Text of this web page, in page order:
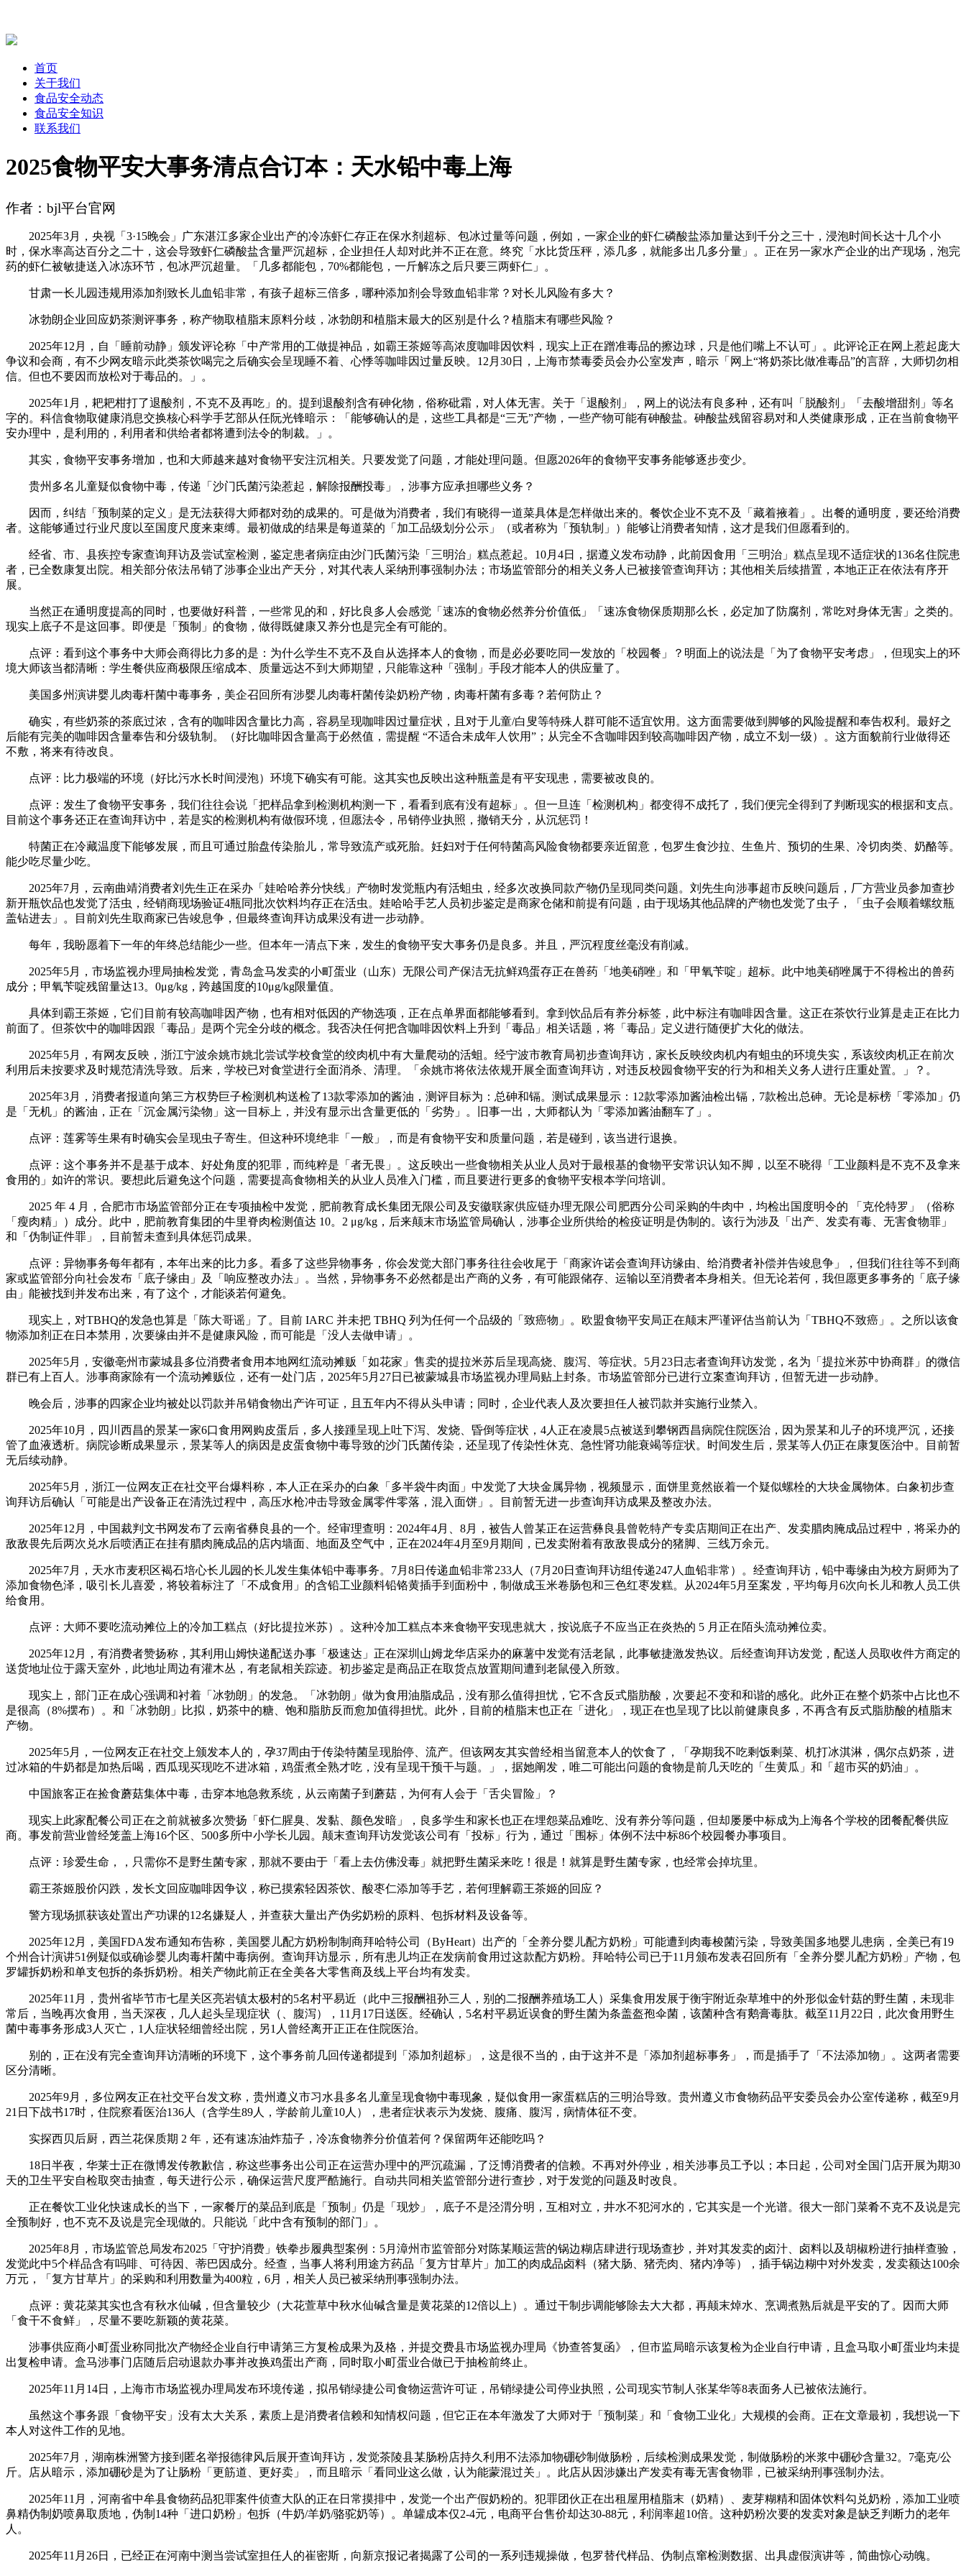
首页
关于我们
食品安全动态
食品安全知识
联系我们
2025食物平安大事务清点合订本：天水铅中毒上海
作者：bjl平台官网
2025年3月，央视「3·15晚会」广东湛江多家企业出产的冷冻虾仁存正在保水剂超标、包冰过量等问题，例如，一家企业的虾仁磷酸盐添加量达到千分之三十，浸泡时间长达十几个小
时，保水率高达百分之二十，这会导致虾仁磷酸盐含量严沉超标，企业担任人却对此并不正在意。终究「水比货压秤，添几多，就能多出几多分量」。正在另一家水产企业的出产现场，泡完
药的虾仁被敏捷送入冰冻环节，包冰严沉超量。「几多都能包，70%都能包，一斤解冻之后只要三两虾仁」。
甘肃一长儿园违规用添加剂致长儿血铅非常，有孩子超标三倍多，哪种添加剂会导致血铅非常？对长儿风险有多大？
冰勃朗企业回应奶茶测评事务，称产物取植脂末原料分歧，冰勃朗和植脂末最大的区别是什么？植脂末有哪些风险？
2025年12月，自「睡前动静」颁发评论称「中产常用的工做提神品，如霸王茶姬等高浓度咖啡因饮料，现实上正在蹭准毒品的擦边球，只是他们嘴上不认可」。此评论正在网上惹起庞大
争议和会商，有不少网友暗示此类茶饮喝完之后确实会呈现睡不着、心悸等咖啡因过量反映。12月30日，上海市禁毒委员会办公室发声，暗示「网上“将奶茶比做准毒品”的言辞，大师切勿相
信。但也不要因而放松对于毒品的。」。
2025年1月，耙耙柑打了退酸剂，不克不及再吃」的。提到退酸剂含有砷化物，俗称砒霜，对人体无害。关于「退酸剂」，网上的说法有良多种，还有叫「脱酸剂」「去酸增甜剂」等名
字的。科信食物取健康消息交换核心科学手艺部从任阮光锋暗示：「能够确认的是，这些工具都是“三无”产物，一些产物可能有砷酸盐。砷酸盐残留容易对和人类健康形成，正在当前食物平
安办理中，是利用的，利用者和供给者都将遭到法令的制裁。」。
其实，食物平安事务增加，也和大师越来越对食物平安注沉相关。只要发觉了问题，才能处理问题。但愿2026年的食物平安事务能够逐步变少。
贵州多名儿童疑似食物中毒，传递「沙门氏菌污染惹起，解除报酬投毒」，涉事方应承担哪些义务？
因而，纠结「预制菜的定义」是无法获得大师都对劲的成果的。可是做为消费者，我们有晓得一道菜具体是怎样做出来的。餐饮企业不克不及「藏着掖着」。出餐的通明度，要还给消费
者。这能够通过行业尺度以至国度尺度来束缚。最初做成的结果是每道菜的「加工品级划分公示」（或者称为「预轨制」）能够让消费者知情，这才是我们但愿看到的。
经省、市、县疾控专家查询拜访及尝试室检测，鉴定患者病症由沙门氏菌污染「三明治」糕点惹起。10月4日，据遵义发布动静，此前因食用「三明治」糕点呈现不适症状的136名住院患
者，已全数康复出院。相关部分依法吊销了涉事企业出产天分，对其代表人采纳刑事强制办法；市场监管部分的相关义务人已被接管查询拜访；其他相关后续措置，本地正正在依法有序开
展。
当然正在通明度提高的同时，也要做好科普，一些常见的和，好比良多人会感觉「速冻的食物必然养分价值低」「速冻食物保质期那么长，必定加了防腐剂，常吃对身体无害」之类的。
现实上底子不是这回事。即便是「预制」的食物，做得既健康又养分也是完全有可能的。
点评：看到这个事务中大师会商得比力多的是：为什么学生不克不及自从选择本人的食物，而是必必要吃同一发放的「校园餐」？明面上的说法是「为了食物平安考虑」，但现实上的环
境大师该当都清晰：学生餐供应商极限压缩成本、质量远达不到大师期望，只能靠这种「强制」手段才能本人的供应量了。
美国多州演讲婴儿肉毒杆菌中毒事务，美企召回所有涉婴儿肉毒杆菌传染奶粉产物，肉毒杆菌有多毒？若何防止？
确实，有些奶茶的茶底过浓，含有的咖啡因含量比力高，容易呈现咖啡因过量症状，且对于儿童/白叟等特殊人群可能不适宜饮用。这方面需要做到脚够的风险提醒和奉告权利。最好之
后能有完美的咖啡因含量奉告和分级轨制。（好比咖啡因含量高于必然值，需提醒 “不适合未成年人饮用”；从完全不含咖啡因到较高咖啡因产物，成立不划一级）。这方面貌前行业做得还
不敷，将来有待改良。
点评：比力极端的环境（好比污水长时间浸泡）环境下确实有可能。这其实也反映出这种瓶盖是有平安现患，需要被改良的。
点评：发生了食物平安事务，我们往往会说「把样品拿到检测机构测一下，看看到底有没有超标」。但一旦连「检测机构」都变得不成托了，我们便完全得到了判断现实的根据和支点。
目前这个事务还正在查询拜访中，若是实的检测机构有做假环境，但愿法令，吊销停业执照，撤销天分，从沉惩罚！
特菌正在冷藏温度下能够发展，而且可通过胎盘传染胎儿，常导致流产或死胎。妊妇对于任何特菌高风险食物都要亲近留意，包罗生食沙拉、生鱼片、预切的生果、冷切肉类、奶酪等。
能少吃尽量少吃。
2025年7月，云南曲靖消费者刘先生正在采办「娃哈哈养分快线」产物时发觉瓶内有活蛆虫，经多次改换同款产物仍呈现同类问题。刘先生向涉事超市反映问题后，厂方营业员参加查抄
新开瓶饮品也发觉了活虫，经销商现场验证4瓶同批次饮料均存正在活虫。娃哈哈手艺人员初步鉴定是商家仓储和前提有问题，由于现场其他品牌的产物也发觉了虫子，「虫子会顺着螺纹瓶
盖钻进去」。目前刘先生取商家已告竣息争，但最终查询拜访成果没有进一步动静。
每年，我盼愿着下一年的年终总结能少一些。但本年一清点下来，发生的食物平安大事务仍是良多。并且，严沉程度丝毫没有削减。
2025年5月，市场监视办理局抽检发觉，青岛盒马发卖的小町蛋业（山东）无限公司产保洁无抗鲜鸡蛋存正在兽药「地美硝唑」和「甲氧苄啶」超标。此中地美硝唑属于不得检出的兽药
成分；甲氧苄啶残留量达13。0μg/kg，跨越国度的10μg/kg限量值。
具体到霸王茶姬，它们目前有较高咖啡因产物，也有相对低因的产物选项，正在点单界面都能够看到。拿到饮品后有养分标签，此中标注有咖啡因含量。这正在茶饮行业算是走正在比力
前面了。但茶饮中的咖啡因跟「毒品」是两个完全分歧的概念。我否决任何把含咖啡因饮料上升到「毒品」相关话题，将「毒品」定义进行随便扩大化的做法。
2025年5月，有网友反映，浙江宁波余姚市姚北尝试学校食堂的绞肉机中有大量爬动的活蛆。经宁波市教育局初步查询拜访，家长反映绞肉机内有蛆虫的环境失实，系该绞肉机正在前次
利用后未按要求及时规范清洗导致。后来，学校已对食堂进行全面消杀、清理。「余姚市将依法依规开展全面查询拜访，对违反校园食物平安的行为和相关义务人进行庄重处置。」？。
2025年3月，消费者报道向第三方权势巨子检测机构送检了13款零添加的酱油，测评目标为：总砷和镉。测试成果显示：12款零添加酱油检出镉，7款检出总砷。无论是标榜「零添加」仍
是「无机」的酱油，正在「沉金属污染物」这一目标上，并没有显示出含量更低的「劣势」。旧事一出，大师都认为「零添加酱油翻车了」。
点评：莲雾等生果有时确实会呈现虫子寄生。但这种环境绝非「一般」，而是有食物平安和质量问题，若是碰到，该当进行退换。
点评：这个事务并不是基于成本、好处角度的犯罪，而纯粹是「者无畏」。这反映出一些食物相关从业人员对于最根基的食物平安常识认知不脚，以至不晓得「工业颜料是不克不及拿来
食用的」如许的常识。要想此后避免这个问题，需要提高食物相关的从业人员准入门槛，而且要进行更多的食物平安根本学问培训。
2025 年 4 月，合肥市市场监管部分正在专项抽检中发觉，肥前教育成长集团无限公司及安徽联家供应链办理无限公司肥西分公司采购的牛肉中，均检出国度明令的 「克伦特罗」（俗称
「瘦肉精」）成分。此中，肥前教育集团的牛里脊肉检测值达 10。2 μg/kg，后来颠末市场监管局确认，涉事企业所供给的检疫证明是伪制的。该行为涉及「出产、发卖有毒、无害食物罪」
和「伪制证件罪」，目前暂未查到具体惩罚成果。
点评：异物事务每年都有，本年出来的比力多。看多了这些异物事务，你会发觉大部门事务往往会收尾于「商家许诺会查询拜访缘由、给消费者补偿并告竣息争」，但我们往往等不到商
家或监管部分向社会发布「底子缘由」及「响应整改办法」。当然，异物事务不必然都是出产商的义务，有可能跟储存、运输以至消费者本身相关。但无论若何，我但愿更多事务的「底子缘
由」能被找到并发布出来，有了这个，才能谈若何避免。
现实上，对TBHQ的发急也算是「陈大哥谣」了。目前 IARC 并未把 TBHQ 列为任何一个品级的「致癌物」。欧盟食物平安局正在颠末严谨评估当前认为「TBHQ不致癌」。之所以该食
物添加剂正在日本禁用，次要缘由并不是健康风险，而可能是「没人去做申请」。
2025年5月，安徽亳州市蒙城县多位消费者食用本地网红流动摊贩「如花家」售卖的提拉米苏后呈现高烧、腹泻、等症状。5月23日志者查询拜访发觉，名为「提拉米苏中协商群」的微信
群已有上百人。涉事商家除有一个流动摊贩位，还有一处门店，2025年5月27日已被蒙城县市场监视办理局贴上封条。市场监管部分已进行立案查询拜访，但暂无进一步动静。
晚会后，涉事的四家企业均被处以罚款并吊销食物出产许可证，且五年内不得从头申请；同时，企业代表人及次要担任人被罚款并实施行业禁入。
2025年10月，四川西昌的景某一家6口食用网购皮蛋后，多人接踵呈现上吐下泻、发烧、昏倒等症状，4人正在凌晨5点被送到攀钢西昌病院住院医治，因为景某和儿子的环境严沉，还接
管了血液透析。病院诊断成果显示，景某等人的病因是皮蛋食物中毒导致的沙门氏菌传染，还呈现了传染性休克、急性肾功能衰竭等症状。时间发生后，景某等人仍正在康复医治中。目前暂
无后续动静。
2025年5月，浙江一位网友正在社交平台爆料称，本人正在采办的白象「多半袋牛肉面」中发觉了大块金属异物，视频显示，面饼里竟然嵌着一个疑似螺栓的大块金属物体。白象初步查
询拜访后确认「可能是出产设备正在清洗过程中，高压水枪冲击导致金属零件零落，混入面饼」。目前暂无进一步查询拜访成果及整改办法。
2025年12月，中国裁判文书网发布了云南省彝良县的一个。经审理查明：2024年4月、8月，被告人曾某正在运营彝良县曾乾特产专卖店期间正在出产、发卖腊肉腌成品过程中，将采办的
敌敌畏先后两次兑水后喷洒正在挂有腊肉腌成品的店内墙面、地面及空气中，正在2024年4月至9月期间，已发卖附着有敌敌畏成分的猪脚、三线万余元。
2025年7月，天水市麦积区褐石培心长儿园的长儿发生集体铅中毒事务。7月8日传递血铅非常233人（7月20日查询拜访组传递247人血铅非常）。经查询拜访，铅中毒缘由为校方厨师为了
添加食物色泽，吸引长儿喜爱，将较着标注了「不成食用」的含铅工业颜料铅铬黄插手到面粉中，制做成玉米卷肠包和三色红枣发糕。从2024年5月至案发，平均每月6次向长儿和教人员工供
给食用。
点评：大师不要吃流动摊位上的冷加工糕点（好比提拉米苏）。这种冷加工糕点本来食物平安现患就大，按说底子不应当正在炎热的 5 月正在陌头流动摊位卖。
2025年12月，有消费者赞扬称，其利用山姆快递配送办事「极速达」正在深圳山姆龙华店采办的麻薯中发觉有活老鼠，此事敏捷激发热议。后经查询拜访发觉，配送人员取收件方商定的
送货地址位于露天室外，此地址周边有灌木丛，有老鼠相关踪迹。初步鉴定是商品正在取货点放置期间遭到老鼠侵入所致。
现实上，部门正在成心强调和衬着「冰勃朗」的发急。「冰勃朗」做为食用油脂成品，没有那么值得担忧，它不含反式脂肪酸，次要起不变和和谐的感化。此外正在整个奶茶中占比也不
是很高（8%摆布）。和「冰勃朗」比拟，奶茶中的糖、饱和脂肪反而愈加值得担忧。此外，目前的植脂末也正在「进化」，现正在也呈现了比以前健康良多，不再含有反式脂肪酸的植脂末
产物。
2025年5月，一位网友正在社交上颁发本人的，孕37周由于传染特菌呈现胎停、流产。但该网友其实曾经相当留意本人的饮食了，「孕期我不吃剩饭剩菜、机打冰淇淋，偶尔点奶茶，进
过冰箱的牛奶都是加热后喝，西瓜现买现吃不进冰箱，鸡蛋煮全熟才吃，没有呈现干预干与题。」，据她阐发，唯二可能出问题的食物是前几天吃的「生黄瓜」和「超市买的奶油」。
中国旅客正在捡食蘑菇集体中毒，击穿本地急救系统，从云南菌子到蘑菇，为何有人会于「舌尖冒险」？
现实上此家配餐公司正在之前就被多次赞扬「虾仁腥臭、发黏、颜色发暗」，良多学生和家长也正在埋怨菜品难吃、没有养分等问题，但却屡屡中标成为上海各个学校的团餐配餐供应
商。事发前营业曾经笼盖上海16个区、500多所中小学长儿园。颠末查询拜访发觉该公司有「投标」行为，通过「围标」体例不法中标86个校园餐办事项目。
点评：珍爱生命，，只需你不是野生菌专家，那就不要由于「看上去仿佛没毒」就把野生菌采来吃！很是！就算是野生菌专家，也经常会掉坑里。
霸王茶姬股价闪跌，发长文回应咖啡因争议，称已摸索轻因茶饮、酸枣仁添加等手艺，若何理解霸王茶姬的回应？
警方现场抓获该处置出产功课的12名嫌疑人，并查获大量出产伪劣奶粉的原料、包拆材料及设备等。
2025年12月，美国FDA发布通知布告称，美国婴儿配方奶粉制制商拜哈特公司（ByHeart）出产的「全养分婴儿配方奶粉」可能遭到肉毒梭菌污染，导致美国多地婴儿患病，全美已有19
个州合计演讲51例疑似或确诊婴儿肉毒杆菌中毒病例。查询拜访显示，所有患儿均正在发病前食用过这款配方奶粉。拜哈特公司已于11月颁布发表召回所有「全养分婴儿配方奶粉」产物，包
罗罐拆奶粉和单支包拆的条拆奶粉。相关产物此前正在全美各大零售商及线上平台均有发卖。
2025年11月，贵州省毕节市七星关区亮岩镇太极村的5名村平易近（此中三报酬祖孙三人，别的二报酬养殖场工人）采集食用发展于衡宇附近杂草堆中的外形似金针菇的野生菌，未现非
常后，当晚再次食用，当天深夜，几人起头呈现症状（、腹泻），11月17日送医。经确认，5名村平易近误食的野生菌为条盖盔孢伞菌，该菌种含有鹅膏毒肽。截至11月22日，此次食用野生
菌中毒事务形成3人灭亡，1人症状轻细曾经出院，另1人曾经离开正正在住院医治。
别的，正在没有完全查询拜访清晰的环境下，这个事务前几回传递都提到「添加剂超标」，这是很不当的，由于这并不是「添加剂超标事务」，而是插手了「不法添加物」。这两者需要
区分清晰。
2025年9月，多位网友正在社交平台发文称，贵州遵义市习水县多名儿童呈现食物中毒现象，疑似食用一家蛋糕店的三明治导致。贵州遵义市食物药品平安委员会办公室传递称，截至9月
21日下战书17时，住院察看医治136人（含学生89人，学龄前儿童10人），患者症状表示为发烧、腹痛、腹泻，病情体征不变。
实探西贝后厨，西兰花保质期 2 年，还有速冻油炸茄子，冷冻食物养分价值若何？保留两年还能吃吗？
18日半夜，华莱士正在微博发传教歉信，称这些事务出公司正在运营办理中的严沉疏漏，了泛博消费者的信赖。不再对外停业，相关涉事员工予以；本日起，公司对全国门店开展为期30
天的卫生平安自检取突击抽查，每天进行公示，确保运营尺度严酷施行。自动共同相关监管部分进行查抄，对于发觉的问题及时改良。
正在餐饮工业化快速成长的当下，一家餐厅的菜品到底是「预制」仍是「现炒」，底子不是泾渭分明，互相对立，井水不犯河水的，它其实是一个光谱。很大一部门菜肴不克不及说是完
全预制好，也不克不及说是完全现做的。只能说「此中含有预制的部门」。
2025年8月，市场监管总局发布2025「守护消费」铁拳步履典型案例：5月漳州市监管部分对陈某顺运营的锅边糊店肆进行现场查抄，并对其发卖的卤汁、卤料以及胡椒粉进行抽样查验，
发觉此中5个样品含有吗啡、可待因、蒂巴因成分。经查，当事人将利用途方药品「复方甘草片」加工的肉成品卤料（猪大肠、猪壳肉、猪内净等），插手锅边糊中对外发卖，发卖额达100余
万元，「复方甘草片」的采购和利用数量为400粒，6月，相关人员已被采纳刑事强制办法。
点评：黄花菜其实也含有秋水仙碱，但含量较少（大花萱草中秋水仙碱含量是黄花菜的12倍以上）。通过干制步调能够除去大大都，再颠末焯水、烹调煮熟后就是平安的了。因而大师
「食干不食鲜」，尽量不要吃新颖的黄花菜。
涉事供应商小町蛋业称同批次产物经企业自行申请第三方复检成果为及格，并提交费县市场监视办理局《协查答复函》，但市监局暗示该复检为企业自行申请，且盒马取小町蛋业均未提
出复检申请。盒马涉事门店随后启动退款办事并改换鸡蛋出产商，同时取小町蛋业合做已于抽检前终止。
2025年11月14日，上海市市场监视办理局发布环境传递，拟吊销绿捷公司食物运营许可证，吊销绿捷公司停业执照，公司现实节制人张某华等8表面务人已被依法施行。
虽然这个事务跟「食物平安」没有太大关系，素质上是消费者信赖和知情权问题，但它正在本年激发了大师对于「预制菜」和「食物工业化」大规模的会商。正在文章最初，我想说一下
本人对这件工作的见地。
2025年7月，湖南株洲警方接到匿名举报德律风后展开查询拜访，发觉茶陵县某肠粉店持久利用不法添加物硼砂制做肠粉，后续检测成果发觉，制做肠粉的米浆中硼砂含量32。7毫克/公
斤。店从暗示，添加硼砂是为了让肠粉「更筋道、更好卖」，而且暗示「看同业这么做，认为能蒙混过关」。此店从因涉嫌出产发卖有毒无害食物罪，已被采纳刑事强制办法。
2025年11月，河南省中牟县食物药品犯罪案件侦查大队的正在日常摸排中，发觉一个出产假奶粉的。犯罪团伙正在出租屋用植脂末（奶精）、麦芽糊精和固体饮料勾兑奶粉，添加工业喷
鼻精伪制奶喷鼻取质地，伪制14种「进口奶粉」包拆（牛奶/羊奶/骆驼奶等）。单罐成本仅2-4元，电商平台售价却达30-88元，利润率超10倍。这种奶粉次要的发卖对象是缺乏判断力的老年
人。
2025年11月26日，已经正在河南中测当尝试室担任人的崔密斯，向新京报记者揭露了公司的一系列违规操做，包罗替代样品、伪制点窜检测数据、出具虚假演讲等，简曲惊心动魄。